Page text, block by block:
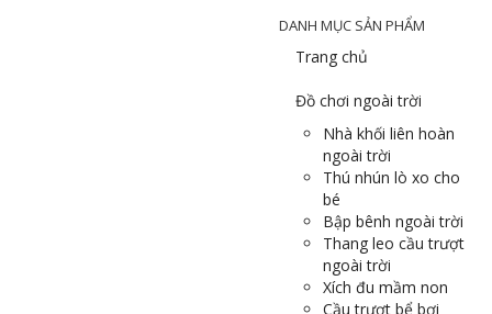
DANH MỤC SẢN PHẨM
Trang chủ
Đồ chơi ngoài trời
Nhà khối liên hoàn
ngoài trời
Thú nhún lò xo cho
bé
Bập bênh ngoài trời
Thang leo cầu trượt
ngoài trời
Xích đu mầm non
Cầu trượt bể bơi